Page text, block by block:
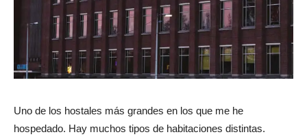
Uno de los hostales más grandes en los que me he
hospedado. Hay muchos tipos de habitaciones distintas.